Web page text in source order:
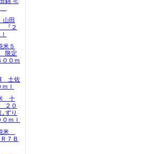
田
『２
５
限定
００ｍ
土佐
ｌ
十
２０
ずり
ｍｌ
米
７Ｂ